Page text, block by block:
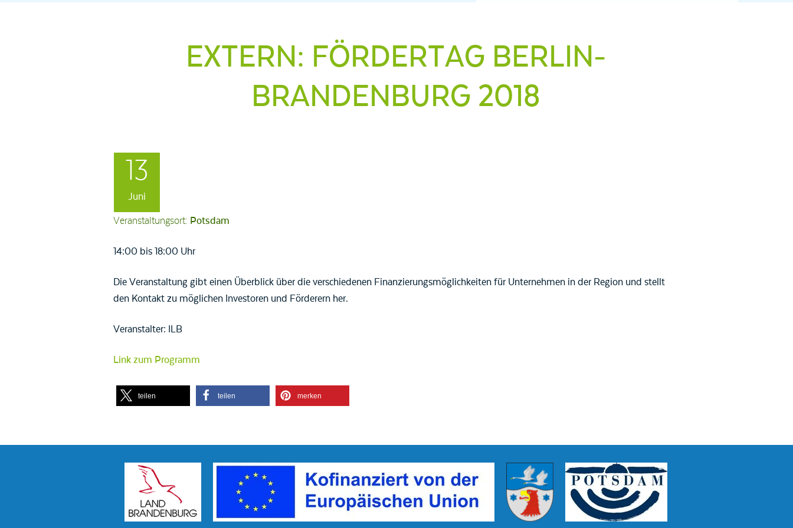
EXTERN: FÖRDERTAG BERLIN-
BRANDENBURG 2018
13
Juni
Veranstaltungsort: Potsdam
14:00 bis 18:00 Uhr
Die Veranstaltung gibt einen Überblick über die verschiedenen Finanzierungsmöglichkeiten für Unternehmen in der Region und stellt
den Kontakt zu möglichen Investoren und Förderern her.
Veranstalter: ILB
Link zum Programm
teilen teilen merken